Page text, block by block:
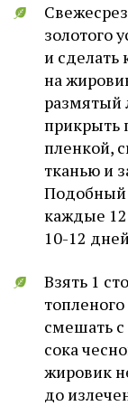
золотого
и сделать
на
размятый
прикрыть
пленкой,
тканью и
Подобный
каждые 12
10-12
Взять 1
топленого
смешать
сока
жировик
до